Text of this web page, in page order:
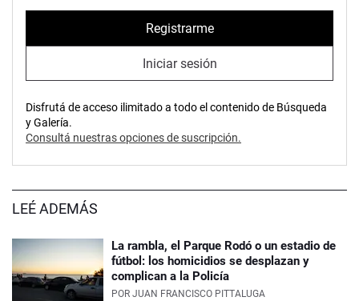
Registrarme
Iniciar sesión
Disfrutá de acceso ilimitado a todo el contenido de Búsqueda
y Galería.
Consultá nuestras opciones de suscripción.
LEÉ ADEMÁS
La rambla, el Parque Rodó o un estadio de
fútbol: los homicidios se desplazan y
complican a la Policía
POR JUAN FRANCISCO PITTALUGA